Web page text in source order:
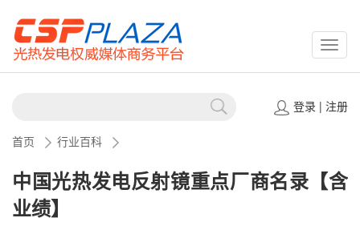
登录| 注册
首页 行业百科
中国光热发电反射镜重点厂商名录【含
业绩】